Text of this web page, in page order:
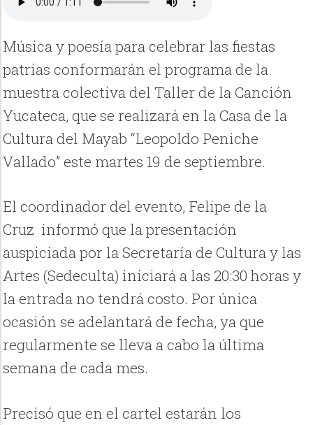
Música y poesía para celebrar las fiestas
patrias conformarán el programa de la
muestra colectiva del Taller de la Canción
Yucateca, que se realizará en la Casa de la
Cultura del Mayab “Leopoldo Peniche
Vallado” este martes 19 de septiembre.
El coordinador del evento, Felipe de la
Cruz informó que la presentación
auspiciada por la Secretaría de Cultura y las
Artes (Sedeculta) iniciará a las 20:30 horas y
la entrada no tendrá costo. Por única
ocasión se adelantará de fecha, ya que
regularmente se lleva a cabo la última
semana de cada mes.
Precisó que en el cartel estarán los